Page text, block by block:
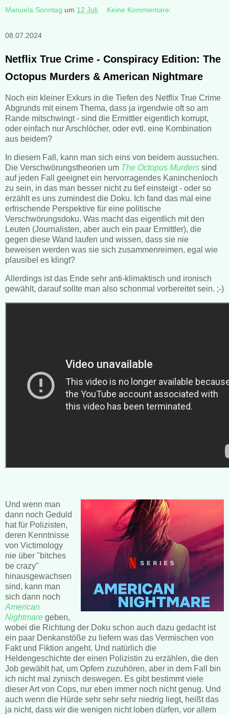
Manuela Sonntag um 12 Juli Keine Kommentare:
08.07.2024
Netflix True Crime - Conspiracy Edition: The
Octopus Murders & American Nightmare
Noch ein kleiner Exkurs in die Tiefen des Netflix True Crime
Abgrunds mit einem Thema, dass ja irgendwie oft so am
Rande mitschwingt - sind die Ermittler eigentlich korrupt,
oder einfach nur Arschlöcher, oder evtl. eine Kombination
aus beidem?
In diesem Fall, kann man sich eins von beidem aussuchen.
Die Verschwörungstheorien um The Octopus Murders sind
auf jeden Fall geeignet ein hervorragendes Kaninchenloch
zu sein, in das man besser nicht zu tief einsteigt - oder so
erzählt es uns zumindest die Doku. Ich fand das mal eine
erfrischende Perspektive für eine politische
Verschwörungsdoku. Was macht das eigentlich mit den
Leuten (Journalisten, aber auch ein paar Ermittler), die
gegen diese Wand laufen und wissen, dass sie nie
beweisen werden was sie sich zusammenreimen, egal wie
plausibel es klingt?
Allerdings ist das Ende sehr anti-klimaktisch und ironisch
gewählt, darauf sollte man also schonmal vorbereitet sein. ;-)
Und wenn man
dann noch Geduld
hat für Polizisten,
deren Kenntnisse
von Victimology
nie über "bitches
be crazy"
hinausgewachsen
sind, kann man
sich dann noch
American
Nightmare geben,
wobei die Richtung der Doku schon auch dazu gedacht ist
ein paar Denkanstöße zu liefern was das Vermischen von
Fakt und Fiktion angeht. Und natürlich die
Heldengeschichte der einen Polizistin zu erzählen, die den
Job gewählt hat, um Opfern zuzuhören, aber in dem Fall bin
ich nicht mal zynisch deswegen. Es gibt bestimmt viele
dieser Art von Cops, nur eben immer noch nicht genug. Und
auch wenn die Hürde sehr sehr sehr niedrig liegt, heißt das
ja nicht, dass wir die wenigen nicht loben dürfen, vor allem